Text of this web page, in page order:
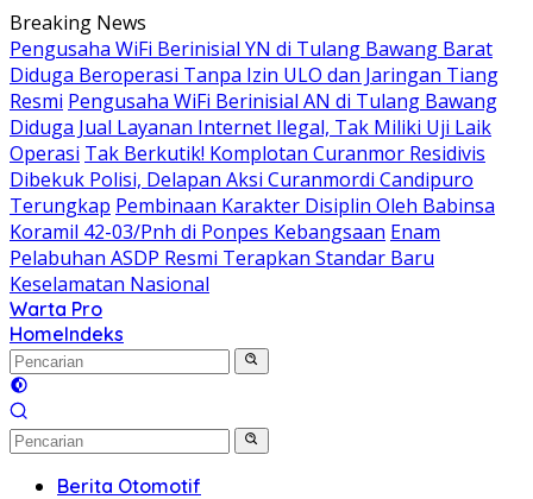
Langsung
ke
konten
Breaking News
Pengusaha WiFi Berinisial YN di Tulang Bawang Barat
Diduga Beroperasi Tanpa Izin ULO dan Jaringan Tiang
Resmi Pengusaha WiFi Berinisial AN di Tulang Bawang
Diduga Jual Layanan Internet Ilegal, Tak Miliki Uji Laik
Operasi Tak Berkutik! Komplotan Curanmor Residivis
Dibekuk Polisi, Delapan Aksi Curanmordi Candipuro
Terungkap Pembinaan Karakter Disiplin Oleh Babinsa
Koramil 42-03/Pnh di Ponpes Kebangsaan Enam
Pelabuhan ASDP Resmi Terapkan Standar Baru
Keselamatan Nasional
Warta Pro
Akurat
dan
Terpercaya
HomeIndeks
Berita Otomotif